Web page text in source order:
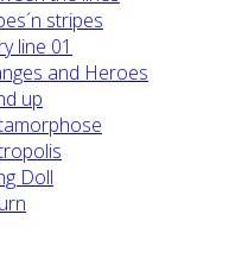
stripes
line 01
and Heroes
up
Doll